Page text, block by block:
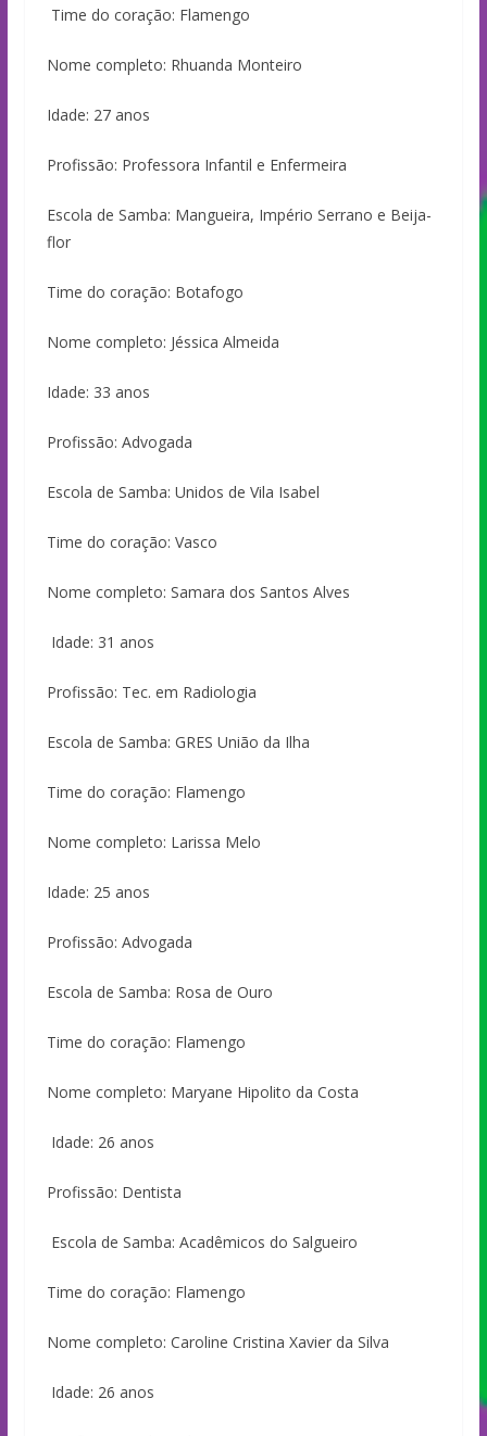
Time do coração: Flamengo
Nome completo: Rhuanda Monteiro
Idade: 27 anos
Profissão: Professora Infantil e Enfermeira
Escola de Samba: Mangueira, Império Serrano e Beija-
flor
Time do coração: Botafogo
Nome completo: Jéssica Almeida
Idade: 33 anos
Profissão: Advogada
Escola de Samba: Unidos de Vila Isabel
Time do coração: Vasco
Nome completo: Samara dos Santos Alves
Idade: 31 anos
Profissão: Tec. em Radiologia
Escola de Samba: GRES União da Ilha
Time do coração: Flamengo
Nome completo: Larissa Melo
Idade: 25 anos
Profissão: Advogada
Escola de Samba: Rosa de Ouro
Time do coração: Flamengo
Nome completo: Maryane Hipolito da Costa
Idade: 26 anos
Profissão: Dentista
Escola de Samba: Acadêmicos do Salgueiro
Time do coração: Flamengo
Nome completo: Caroline Cristina Xavier da Silva
Idade: 26 anos